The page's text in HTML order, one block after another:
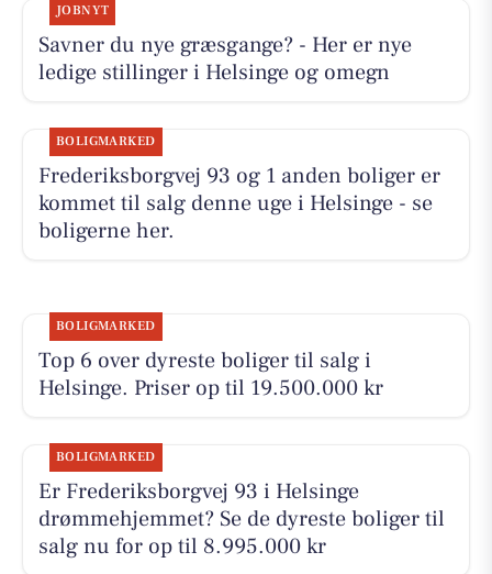
JOBNYT
Savner du nye græsgange? - Her er nye
ledige stillinger i Helsinge og omegn
BOLIGMARKED
Frederiksborgvej 93 og 1 anden boliger er
kommet til salg denne uge i Helsinge - se
boligerne her.
BOLIGMARKED
Top 6 over dyreste boliger til salg i
Helsinge. Priser op til 19.500.000 kr
BOLIGMARKED
Er Frederiksborgvej 93 i Helsinge
drømmehjemmet? Se de dyreste boliger til
salg nu for op til 8.995.000 kr